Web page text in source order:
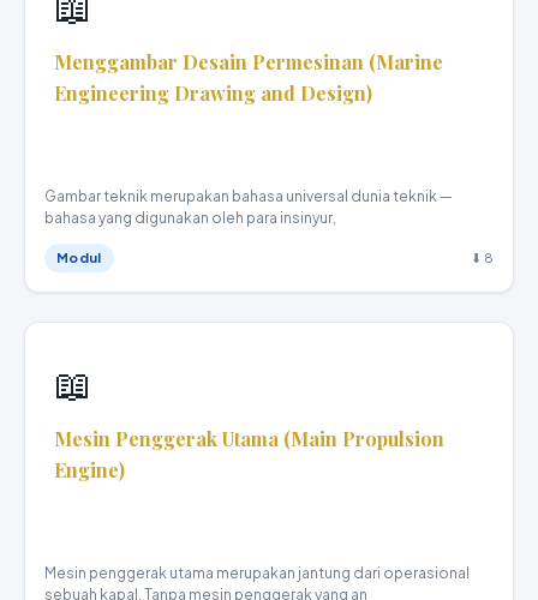
Menggambar Desain Permesinan (Marine
Engineering Drawing and Design)
Gambar teknik merupakan bahasa universal dunia teknik —
bahasa yang digunakan oleh para insinyur,
Modul ⬇ 8
📖
Mesin Penggerak Utama (Main Propulsion
Engine)
Mesin penggerak utama merupakan jantung dari operasional
sebuah kapal. Tanpa mesin penggerak yang an